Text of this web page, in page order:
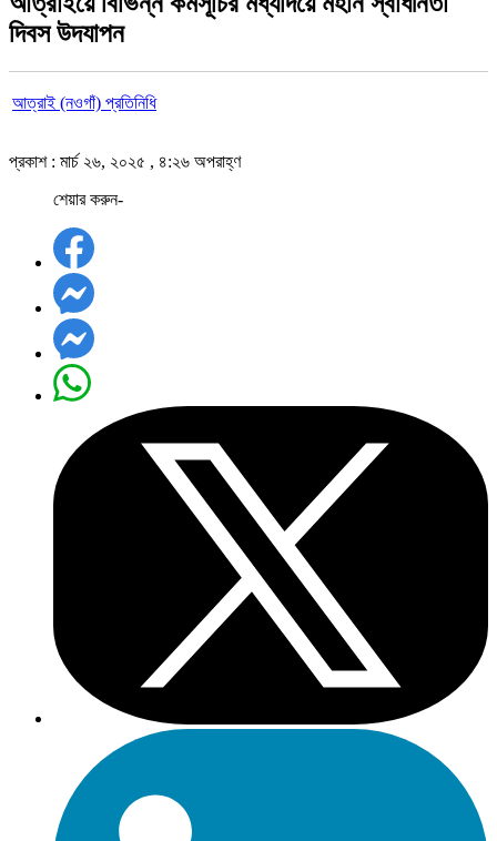
দিবস উদযাপন
আত্রাই (নওগাঁ) প্রতিনিধি
প্রকাশ : মার্চ ২৬, ২০২৫ , ৪:২৬ অপরাহ্ণ
শেয়ার করুন-